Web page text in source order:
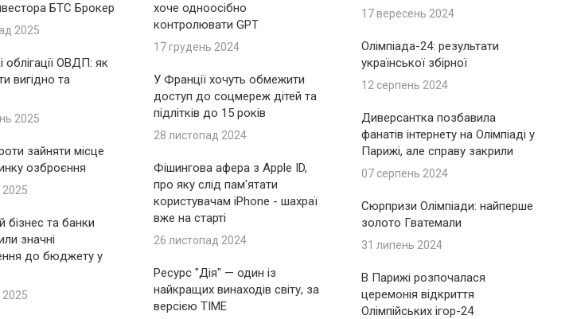
БТС Брокер
2025
облігації ОВДП: як
вигідно та
2025
зайняти місце
озброєння
2025
бізнес та банки
значні
до бюджету у
2025
хоче одноосібно
контролювати GPT
17 грудень 2024
У Франції хочуть обмежити
доступ до соцмереж дітей та
підлітків до 15 років
28 листопад 2024
Фішингова афера з Apple ID,
про яку слід пам'ятати
користувачам iPhone - шахраї
вже на старті
26 листопад 2024
Ресурс "Дія" — один із
найкращих винаходів світу, за
версією TIME
17 вересень 2024
Олімпіада-24: результати
української збірної
12 серпень 2024
Диверсантка позбавила
фанатів інтернету на Олімпіаді у
Парижі, але справу закрили
07 серпень 2024
Сюрпризи Олімпіади: найперше
золото Гватемали
31 липень 2024
В Парижі розпочалася
церемонія відкриття
Олімпійських ігор-24